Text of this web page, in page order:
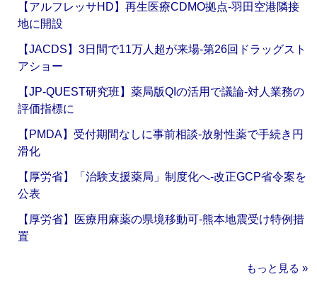
【アルフレッサHD】再生医療CDMO拠点‐羽田空港隣接
地に開設
【JACDS】3日間で11万人超が来場‐第26回ドラッグスト
アショー
【JP-QUEST研究班】薬局版QIの活用で議論‐対人業務の
評価指標に
【PMDA】受付期間なしに事前相談‐放射性薬で手続き円
滑化
【厚労省】「治験支援薬局」制度化へ‐改正GCP省令案を
公表
【厚労省】医療用麻薬の県境移動可‐熊本地震受け特例措
置
もっと見る »